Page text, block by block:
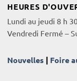
HEURES
Lundi au jeudi 8 h
Vendredi Fermé –
Nouvelles | Foire